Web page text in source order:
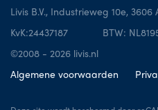
Livis B.V., Industrieweg 10e, 3606
KvK:24437187
BTW:
©2008 - 2026 livis.nl
Algemene voorwaarden